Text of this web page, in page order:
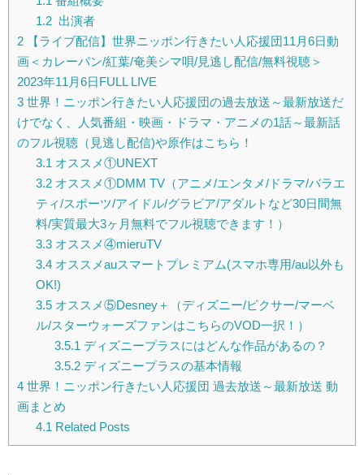
1.2出演者
2 【ライブ配信】世界ニッポン行きたい人応援団11月6日動
画＜カレーパン/紅葉/奄美シマ唄/見逃し配信/無料視聴＞
2023年11月6日FULL LIVE
3 世界！ニッポン行きたい人応援団の過去放送～最新放送だ
けでなく、人気番組・映画・ドラマ・アニメの1話～最新話
のフル視聴（見逃し配信)や原作はこちら！
3.1 オススメ①UNEXT
3.2オススメ①DMM TV（アニメ/エンタメ/ドラマ/バラエ
ティ/スポーツ/アイドル/グラビア/アダルトなど30日間無
料/実質最大3ヶ月無料でフル視聴できます！）
3.3オススメ④mieruTV
3.4オススメauスマートプレミアム(スマホ専用/au以外も
OK!)
3.5オススメ⑤Desney＋（ディズニー/ピクサー/マーベ
ル/スターウォーズファンはこちらのVOD一択！）
3.5.1 ディズニープラスにはどんな作品があるの？
3.5.2ディズニープラスの基本情報
4 世界！ニッポン行きたい人応援団 過去放送～最新放送 動
画まとめ
4.1 Related Posts